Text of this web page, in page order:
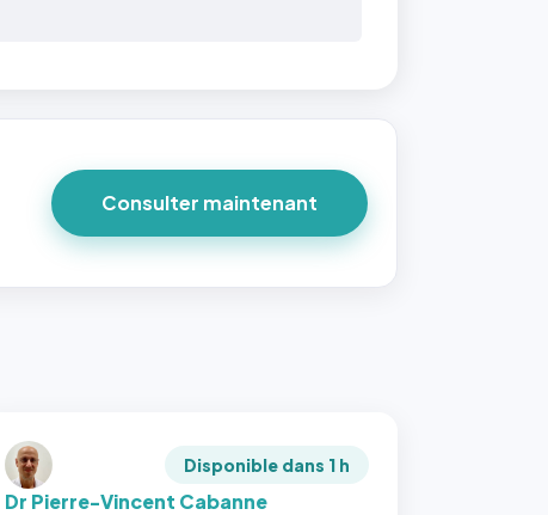
Consulter maintenant
Disponible dans 1 h
Dr Pierre-Vincent Cabanne